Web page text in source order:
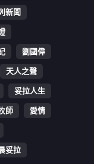
新聞
劉國偉
天人之聲
妥拉人生
師
愛情
妥拉